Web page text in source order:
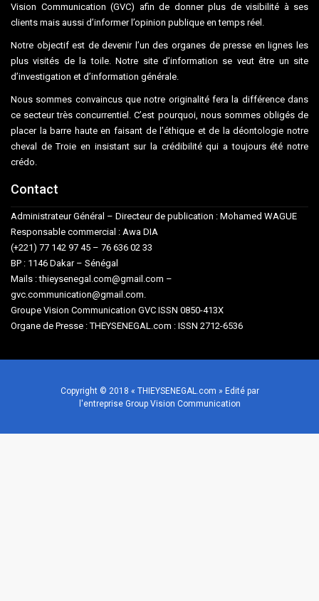
Vision Communication (GVC) afin de donner plus de visibilité à ses
clients mais aussi d’informer l’opinion publique en temps réel.
Notre objectif est de devenir l’un des organes de presse en lignes les
plus visités de la toile. Notre site d’information se veut être un site
d’investigation et d’information générale.
Nous sommes convaincus que notre originalité fera la différence dans
ce secteur très concurrentiel. C’est pourquoi, nous sommes obligés de
placer la barre haute en faisant de l’éthique et de la déontologie notre
cheval de Troie en insistant sur la crédibilité qui a toujours été notre
crédo.
Contact
Administrateur Général – Directeur de publication : Mohamed WAGUE
Responsable commercial : Awa DIA
(+221) 77 142 97 45 – 76 636 02 33
BP : 1146 Dakar – Sénégal
Mails : thieysenegal.com@gmail.com –
gvc.communication@gmail.com.
Groupe Vision Communication GVC ISSN 0850-413X
Organe de Presse : THEYSENEGAL.com : ISSN 2712-6536
Copyright © 2018 « THIEYSENEGAL.com » Edité par
l'entreprise Group Vision Communication